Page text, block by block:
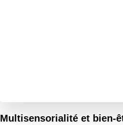
Multisensorialité et bien-